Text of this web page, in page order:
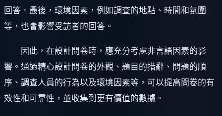
回答。最後，環境因素，例如調查的地點、時間和氛圍
等，也會影響受訪者的回答。
因此，在設計問卷時，應充分考慮非言語因素的影
響。通過精心設計問卷的外觀、題目的措辭、問題的順
序、調查人員的行為以及環境因素等，可以提高問卷的有
效性和可靠性，並收集到更有價值的數據。